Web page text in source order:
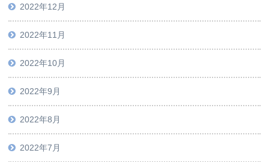
2022年12月
2022年11月
2022年10月
2022年9月
2022年8月
2022年7月